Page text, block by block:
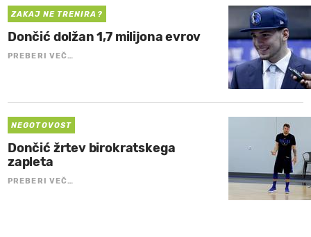
ZAKAJ NE TRENIRA?
Dončić dolžan 1,7 milijona evrov
PREBERI VEČ…
NEGOTOVOST
Dončić žrtev birokratskega
zapleta
PREBERI VEČ…